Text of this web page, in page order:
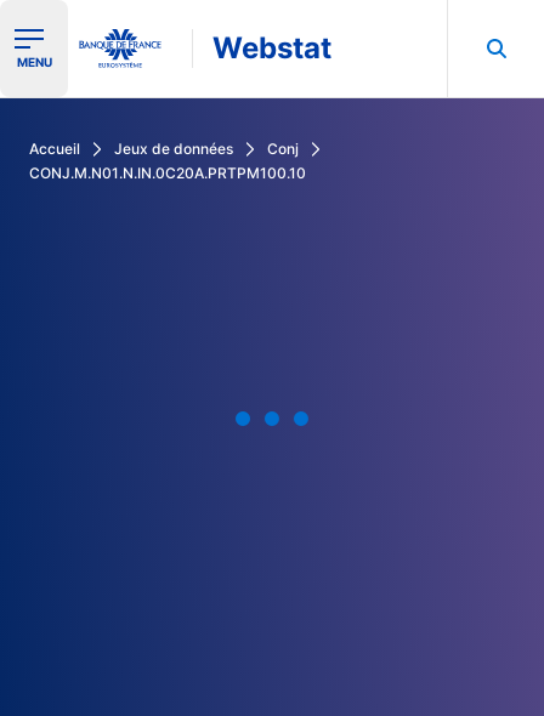
Ouvrir le menu de navigation
MENU Webstat
Accueil Jeux de données
Conj
CONJ.M.N01.N.IN.0C20A.PRTPM100.10